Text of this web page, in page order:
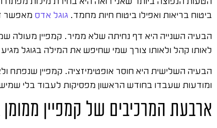
ביטוח בריאות ואפילו ביטוח חיות מחמד. גוגל אדס מאפשר
הבעיה השנייה היא דף נחיתה שלא ממיר. קמפיין מעולה
לאותו קהל ולאותו צורך שמי שחיפש את המילה בגוגל
הבעיה השלישית היא חוסר אופטימיזציה. קמפיין שנפתח
ומודעות שעבדו בחודש הראשון מפסיקות לעבוד בלי
ארבעת המרכיבים של קמפיין ממומן